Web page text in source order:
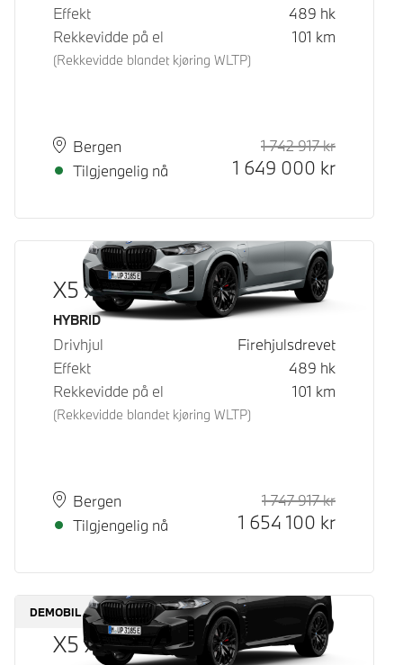
Effekt
489 hk
Rekkevidde på el
(Rekkevidde blandet kjøring WLTP)
101 km
PlassBergen
Leveringstid
Tilgjengelig nå
1 742 917kr
1 649 000 kr
X5 xDrive50e
Drivstoff
HYBRID
Drivhjul
Firehjulsdrevet
Effekt
489 hk
Rekkevidde på el
(Rekkevidde blandet kjøring WLTP)
101 km
PlassBergen
Leveringstid
Tilgjengelig nå
1 747 917kr
1 654 100 kr
DEMOBIL
X5 xDrive50e